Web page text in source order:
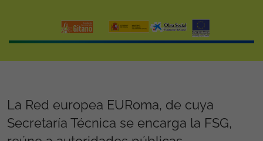
La Red europea EURoma, de cuya
Secretaría Técnica se encarga la FSG,